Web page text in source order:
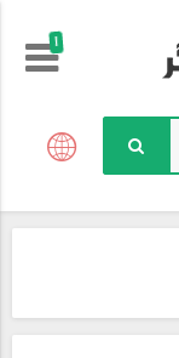
!